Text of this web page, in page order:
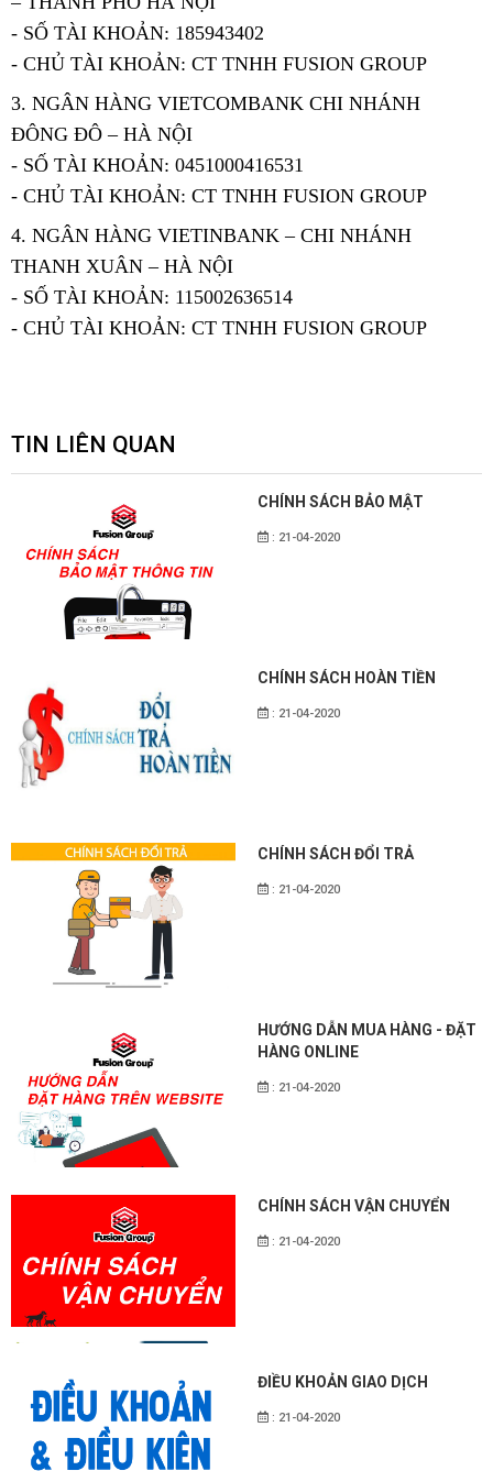
- SỐ TÀI KHOẢN: 185943402
- CHỦ TÀI KHOẢN: CT TNHH FUSION GROUP
3. NGÂN HÀNG VIETCOMBANK CHI NHÁNH
ĐÔNG ĐÔ – HÀ NỘI
- SỐ TÀI KHOẢN: 0451000416531
- CHỦ TÀI KHOẢN: CT TNHH FUSION GROUP
4. NGÂN HÀNG VIETINBANK – CHI NHÁNH
THANH XUÂN – HÀ NỘI
- SỐ TÀI KHOẢN: 115002636514
- CHỦ TÀI KHOẢN: CT TNHH FUSION GROUP
TIN LIÊN QUAN
CHÍNH SÁCH BẢO MẬT
: 21-04-2020
CHÍNH SÁCH HOÀN TIỀN
: 21-04-2020
CHÍNH SÁCH ĐỔI TRẢ
: 21-04-2020
HƯỚNG DẪN MUA HÀNG - ĐẶT
HÀNG ONLINE
: 21-04-2020
CHÍNH SÁCH VẬN CHUYỂN
: 21-04-2020
ĐIỀU KHOẢN GIAO DỊCH
: 21-04-2020